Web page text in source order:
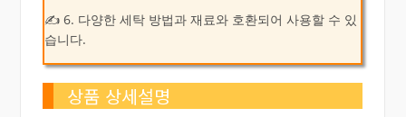
✍ 6. 다양한 세탁 방법과 재료와 호환되어 사용할 수 있
습니다.
상품 상세설명